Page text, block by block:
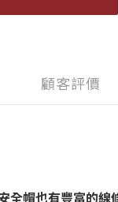
顧客評價
全帽也有豐富的線